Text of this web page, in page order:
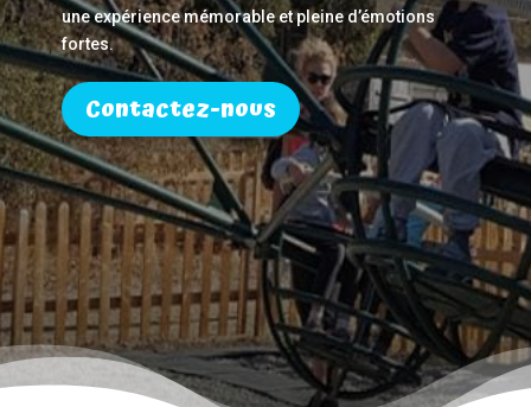
une expérience mémorable et pleine d’émotions
fortes.
Contactez-nous